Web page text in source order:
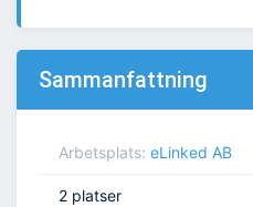
Sammanfattning
Arbetsplats: eLinked AB
2 platser